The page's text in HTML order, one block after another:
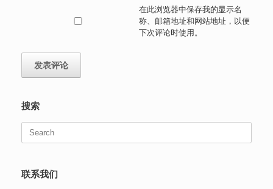
在此浏览器中保存我的显示名
称、邮箱地址和网站地址，以便
下次评论时使用。
搜索
for:
联系我们